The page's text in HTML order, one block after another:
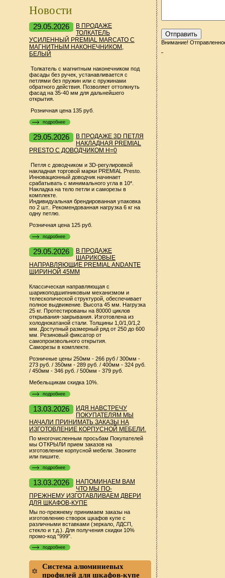
Новости
29.05.2026
В ПРОДАЖЕ
ТОЛКАТЕЛЬ
УСИЛЕННЫЙ PREMIAL MARCATO С
МАГНИТНЫМ НАКОНЕЧНИКОМ,
БЕЛЫЙ
Толкатель с магнитным наконечником под
фасады без ручек, устанавливается с
петлями без пружин или с пружинами
обратного действия. Позволяет оттолкнуть
фасад на 35-40 мм для дальнейшего
открытия.
Розничная цена 135 руб.
подробнее
29.05.2026
В ПРОДАЖЕ 3D ПЕТЛЯ
НАКЛАДНАЯ PREMIAL
PRESTO С ДОВОДЧИКОМ Н=0
Петля с доводчиком и 3D-регулировкой
накладная торговой марки PREMIAL Presto.
Инновационный доводчик начинает
срабатывать с минимального угла в 10*.
Накладка на тело петли и саморезы в
комплекте.
Индивидуальная брендированная упаковка
по 2 шт.. Рекомендованная нагрузка 6 кг на
одну петлю.
Розничная цена 125 руб.
подробнее
29.05.2026
В ПРОДАЖЕ
ШАРИКОВЫЕ
НАПРАВЛЯЮЩИЕ PREMIAL ANDANTE
ШИРИНОЙ 45ММ
Классическая направляющая с
шарикоподшипниковым механизмом и
телескопической структурой, обеспечивает
полное выдвижение. Высота 45 мм. Нагрузка
25 кг. Протестированы на 80000 циклов
открывания-закрывания. Изготовлена из
холоднокатаной стали. Толщины 1,0/1,0/1,2
мм. Доступный размерный ряд от 250 до 600
мм. Резиновый фиксатор от
самопроизвольного открытия.
Саморезы в комплекте.
Розничные цены 250мм - 266 руб / 300мм -
273 руб. / 350мм - 289 руб. / 400мм - 324 руб.
/ 450мм - 346 руб. / 500мм - 379 руб.
Мебельщикам скидка 10%.
подробнее
13.03.2026
ИДЯ НАВСТРЕЧУ
ПОКУПАТЕЛЯМ МЫ
НАЧАЛИ ПРИНИМАТЬ ЗАКАЗЫ НА
ИЗГОТОВЛЕНИЕ КОРПУСНОЙ МЕБЕЛИ.
По многочисленным просьбам Покупателей
мы ОТКРЫЛИ прием заказов на
изготовление корпусной мебели. Звоните
или пишите.
подробнее
13.03.2026
НАПОМИНАЕМ ВАМ
ЧТО МЫ ПО-
ПРЕЖНЕМУ ИЗГОТАВЛИВАЕМ ДВЕРИ
ДЛЯ ШКАФОВ-КУПЕ
Мы по-прежнему принимаем заказы на
изготовлению створок щкафов купе с
различными вставками (зеркало, ЛДСП,
стекло и т.д.). Для получения скидки 10%
промо-код "999".
подробнее
Система алюминиевых
профилей для шкафов-купе
Внимание!